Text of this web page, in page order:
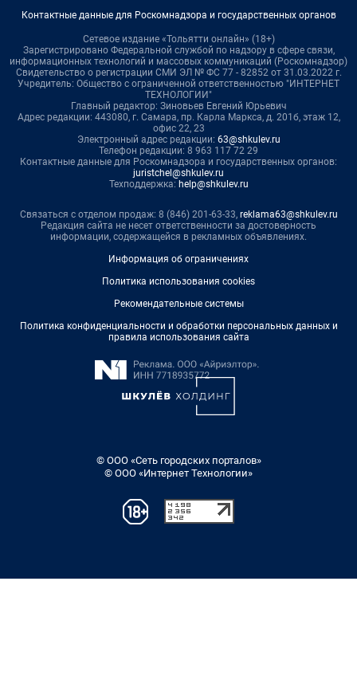
Контактные данные для Роскомнадзора и государственных органов
Сетевое издание «Тольятти онлайн» (18+)
Зарегистрировано Федеральной службой по надзору в сфере связи,
информационных технологий и массовых коммуникаций (Роскомнадзор)
Свидетельство о регистрации СМИ ЭЛ № ФС 77 - 82852 от 31.03.2022 г.
Учредитель: Общество с ограниченной ответственностью "ИНТЕРНЕТ
ТЕХНОЛОГИИ"
Главный редактор: Зиновьев Евгений Юрьевич
Адрес редакции: 443080, г. Самара, пр. Карла Маркса, д. 201б, этаж 12,
офис 22, 23
Электронный адрес редакции: 63@shkulev.ru
Телефон редакции: 8 963 117 72 29
Контактные данные для Роскомнадзора и государственных органов:
juristchel@shkulev.ru
Техподдержка: help@shkulev.ru
Связаться с отделом продаж: 8 (846) 201-63-33, reklama63@shkulev.ru
Редакция сайта не несет ответственности за достоверность
информации, содержащейся в рекламных объявлениях.
Информация об ограничениях
Политика использования cookies
Рекомендательные системы
Политика конфиденциальности и обработки персональных данных и
правила использования сайта
© ООО «Сеть городских порталов»
© ООО «Интернет Технологии»